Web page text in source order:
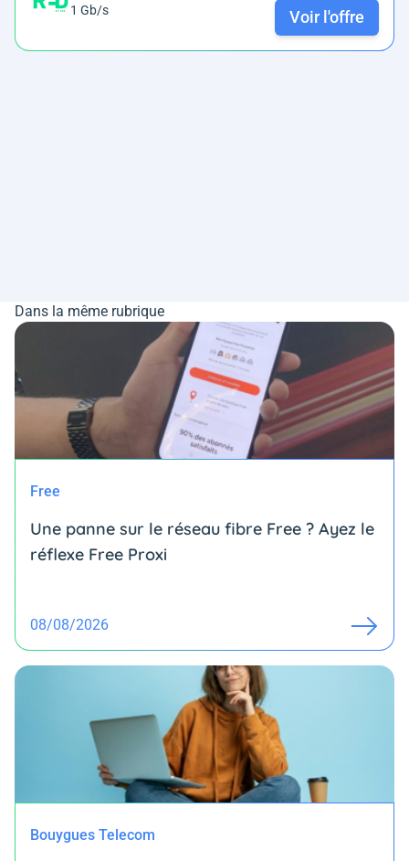
1 Gb/s Voir l'offre
Dans la même rubrique
Free
Une panne sur le réseau fibre Free ? Ayez le
réflexe Free Proxi
08/08/2026
Bouygues Telecom